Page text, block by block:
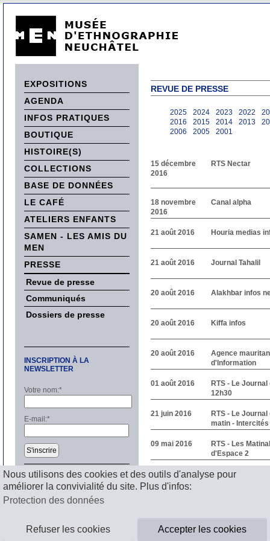
Nous utilisons des cookies et des outils d'analyse pour
améliorer la convivialité du site. Plus d'infos:
Protection des données
Refuser les cookies Accepter les cookies
EXPOSITIONS
AGENDA
INFOS PRATIQUES
BOUTIQUE
HISTOIRE(S)
COLLECTIONS
BASE DE DONNÉES
LE CAFÉ
ATELIERS ENFANTS
SAMEN - LES AMIS DU
MEN
PRESSE
Revue de presse
Communiqués
Dossiers de presse
INSCRIPTION À LA
NEWSLETTER
Votre nom:*
E-mail:*
S'inscrire
REVUE DE PRESSE
2025 2024 2023 2022
2016
2015 2014 2013
2006
2005 2001
15 décembre
2016
RTS Nectar
18 novembre
2016
Canal alpha
21 août 2016 Houria medias
21 août 2016 Journal Tahalil
20 août 2016 Alakhbar infos
20 août 2016 Kiffa infos
20 août 2016
Agence
d'Information
01 août 2016
RTS - Le Journal
12h30
21 juin 2016
RTS - Le Journal
matin - Intercités
09 mai 2016
RTS - Les
d'Espace 2
1
2 Suivant